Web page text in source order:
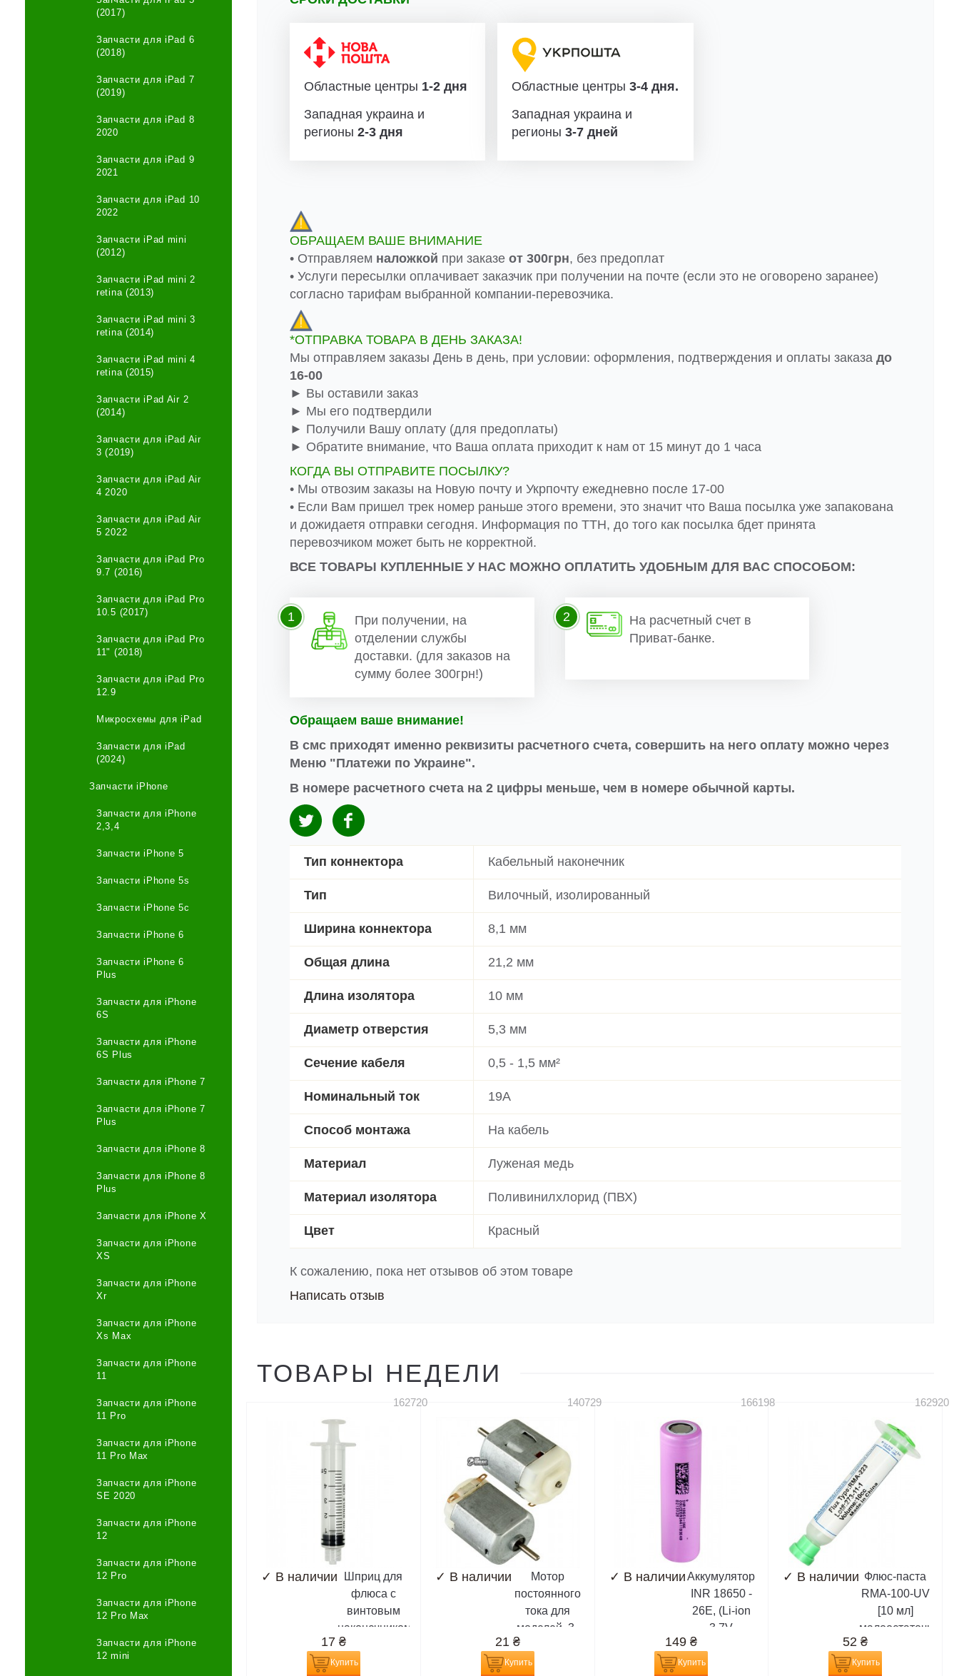
(2017)
Запчасти для iPad 6
(2018)
Запчасти для iPad 7
(2019)
Запчасти для iPad 8
2020
Запчасти для iPad 9
2021
Запчасти для iPad 10
2022
Запчасти iPad mini
(2012)
Запчасти iPad mini 2
retina (2013)
Запчасти iPad mini 3
retina (2014)
Запчасти iPad mini 4
retina (2015)
Запчасти iPad Air 2
(2014)
Запчасти для iPad Air
3 (2019)
Запчасти для iPad Air
4 2020
Запчасти для iPad Air
5 2022
Запчасти для iPad Pro
9.7 (2016)
Запчасти для iPad Pro
10.5 (2017)
Запчасти для iPad Pro
11" (2018)
Запчасти для iPad Pro
12.9
Микросхемы для iPad
Запчасти для iPad
(2024)
Запчасти iPhone
Запчасти для iPhone
2,3,4
Запчасти iPhone 5
Запчасти iPhone 5s
Запчасти iPhone 5c
Запчасти iPhone 6
Запчасти iPhone 6
Plus
Запчасти для iPhone
6S
Запчасти для iPhone
6S Plus
Запчасти для iPhone 7
Запчасти для iPhone 7
Plus
Запчасти для iPhone 8
Запчасти для iPhone 8
Plus
Запчасти для iPhone X
Запчасти для iPhone
XS
Запчасти для iPhone
Xr
Запчасти для iPhone
Xs Max
Запчасти для iPhone
11
Запчасти для iPhone
11 Pro
Запчасти для iPhone
11 Pro Max
Запчасти для iPhone
SE 2020
Запчасти для iPhone
12
Запчасти для iPhone
12 Pro
Запчасти для iPhone
12 Pro Max
Запчасти для iPhone
12 mini
Областные центры 1-2 дня
Западная украина и
регионы 2-3 дня
Областные центры 3-4 дня.
Западная украина и
регионы 3-7 дней
ОБРАЩАЕМ ВАШЕ ВНИМАНИЕ
• Отправляем наложкой при заказе от 300грн, без предоплат
• Услуги пересылки оплачивает заказчик при получении на почте (если это не оговорено заранее)
согласно тарифам выбранной компании-перевозчика.
*ОТПРАВКА ТОВАРА В ДЕНЬ ЗАКАЗА!
Мы отправляем заказы День в день, при условии: оформления, подтверждения и оплаты заказа до
16-00
► Вы оставили заказ
► Мы его подтвердили
► Получили Вашу оплату (для предоплаты)
► Обратите внимание, что Ваша оплата приходит к нам от 15 минут до 1 часа
КОГДА ВЫ ОТПРАВИТЕ ПОСЫЛКУ?
• Мы отвозим заказы на Новую почту и Укрпочту ежедневно после 17-00
• Если Вам пришел трек номер раньше этого времени, это значит что Ваша посылка уже запакована
и дожидаетя отправки сегодня. Информация по ТТН, до того как посылка бдет принята
перевозчиком может быть не корректной.
ВСЕ ТОВАРЫ КУПЛЕННЫЕ У НАС МОЖНО ОПЛАТИТЬ УДОБНЫМ ДЛЯ ВАС СПОСОБОМ:
При получении, на
отделении службы
доставки. (для заказов на
сумму более 300грн!)
1
На расчетный счет в
Приват-банке.
2
Обращаем ваше внимание!
В смс приходят именно реквизиты расчетного счета, совершить на него оплату можно через
Меню "Платежи по Украине".
В номере расчетного счета на 2 цифры меньше, чем в номере обычной карты.
Тип коннектора Кабельный наконечник
Тип Вилочный, изолированный
Ширина коннектора 8,1 мм
Общая длина 21,2 мм
Длина изолятора 10 мм
Диаметр отверстия 5,3 мм
Сечение кабеля 0,5 - 1,5 мм²
Номинальный ток 19A
Способ монтажа На кабель
Материал Луженая медь
Материал изолятора Поливинилхлорид (ПВХ)
Цвет Красный
К сожалению, пока нет отзывов об этом товаре
Написать отзыв
ТОВАРЫ НЕДЕЛИ
162720
✓ В наличии
Шприц для
флюса с
винтовым
наконечником
лок, объём 5
17 ₴
Купить
140729
✓ В наличии
Мотор
постоянного
тока для
моделей, 3-
21 ₴
Купить
166198
✓ В наличииАккумулятор
INR 18650 -
26E, (Li-ion
3.7V
2600mAh),
сиреневый
149₴
Купить
162920
✓ В наличии Флюс-паста
RMA-100-UV
[10 мл]
малоостаточная,
разновидность
52₴
Купить